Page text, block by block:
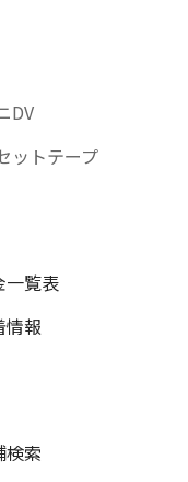
DV
ットテープ
一覧表
情報
検索